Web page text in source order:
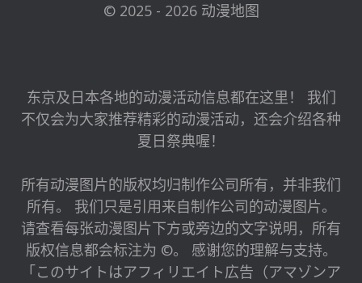
© 2025 - 2026 动漫地图
东京及日本各地的动漫活动信息都在这里！ 我们
不仅会为大家推荐精彩的动漫活动，还会介绍各种
夏日祭典喔！
所有动漫图片的版权均归制作公司所有，并非我们
所有。 我们只是引用来自制作公司的动漫图片。
请查看每张动漫图片下方或旁边的文字说明，所有
版权信息都会标注为 ©。 感谢您的理解与支持。
「このサイトはアフィリエイト広告（アマゾンア